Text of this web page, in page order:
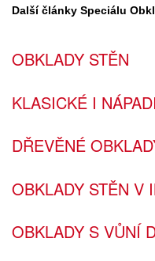
Další články Speciálu
OBKLADY STĚN
KLASICKÉ I
DŘEVĚNÉ
OBKLADY STĚN V
OBKLADY S VŮNÍ